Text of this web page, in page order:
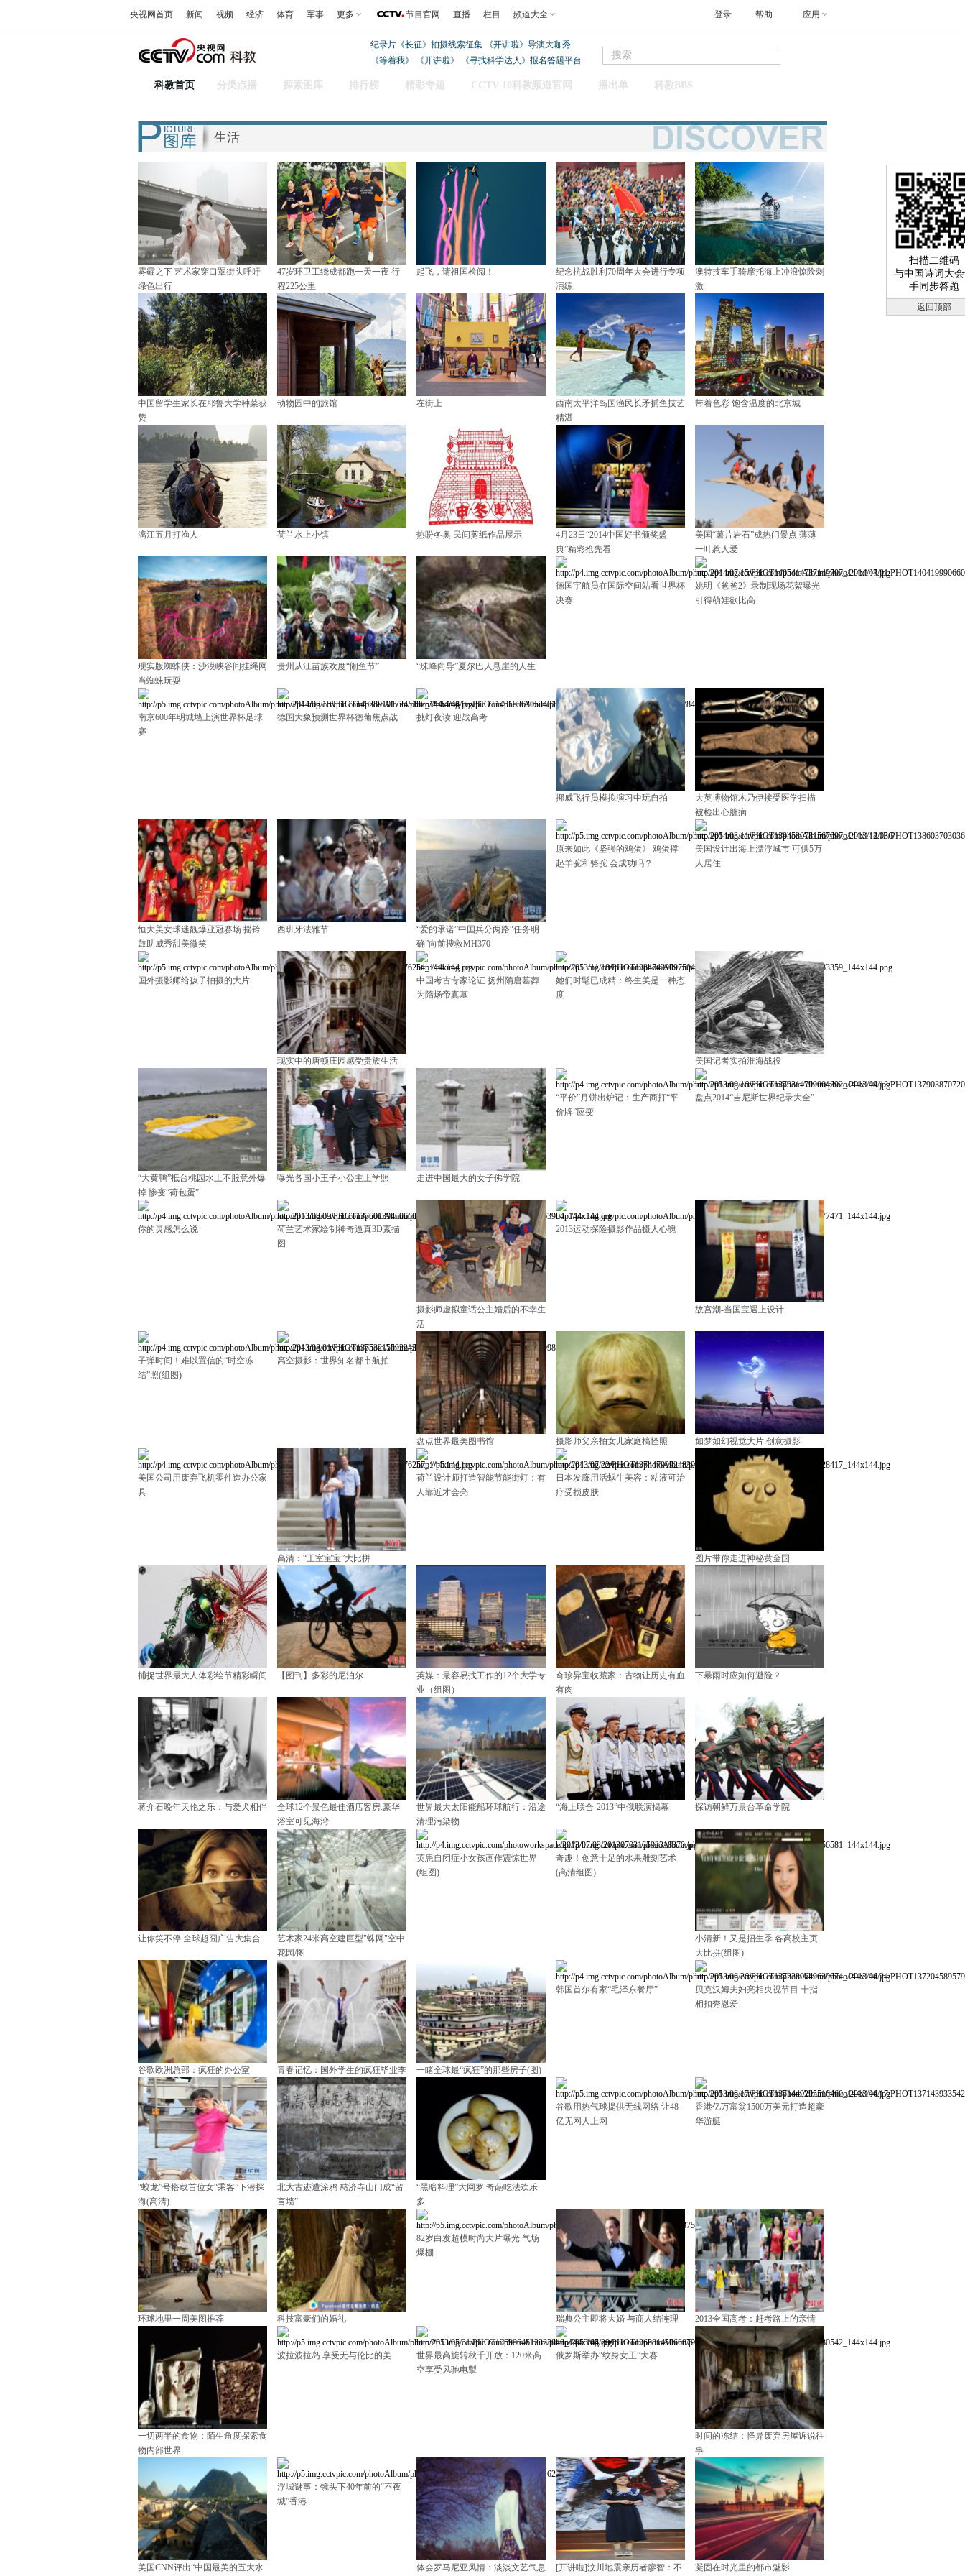
央视网首页 新闻 视频 经济 体育 军事 更多 节目官网 直播 栏目 频道大全 帮助 应用
登录
纪录片《长征》拍摄线索征集
《开讲啦》导演大咖秀
《等着我》
《开讲啦》 《寻找科学达人》报名答题平台
科教首页 分类点播 探索图库 排行榜 精彩专题 CCTV-10科教频道官网 播出单 科教BBS
扫描二维码
与中国诗词大
手同步答题
返回顶部
生活
雾霾之下 艺术家穿口罩街头呼吁
绿色出行
47岁环卫工绕成都跑一天一夜 行
程225公里
起飞，请祖国检阅！
纪念抗战胜利70周年大会进行专项
演练
澳特技车手骑摩托海上冲浪惊险刺
激
中国留学生家长在耶鲁大学种菜获
赞
动物园中的旅馆 在街上
西南太平洋岛国渔民长矛捕鱼技艺
精湛
带着色彩 饱含温度的北京城
漓江五月打渔人 荷兰水上小镇 热盼冬奥 民间剪纸作品展示
4月23日“2014中国好书颁奖盛
典”精彩抢先看
美国“薯片岩石”成热门景点 薄薄
一叶惹人爱
现实版蜘蛛侠：沙漠峡谷间挂绳网
当蜘蛛玩耍
贵州从江苗族欢度“闹鱼节” “珠峰向导”夏尔巴人悬崖的人生
德国宇航员在国际空间站看世界杯
决赛
姚明《爸爸2》录制现场花絮曝光
引得萌娃欲比高
南京600年明城墙上演世界杯足球
赛
德国大象预测世界杯徳葡焦点战 挑灯夜读 迎战高考
挪威飞行员模拟演习中玩自拍
大英博物馆木乃伊接受医学扫描
被检出心脏病
恒大美女球迷靓爆亚冠赛场 摇铃
鼓助威秀甜美微笑
西班牙法雅节
“爱的承诺”中国兵分两路“任务明
确”向前搜救MH370
原来如此《坚强的鸡蛋》 鸡蛋撑
起羊驼和骆驼 会成功吗？
美国设计出海上漂浮城市 可供5万
人居住
国外摄影师给孩子拍摄的大片
现实中的唐顿庄园感受贵族生活
中国考古专家论证 扬州隋唐墓葬
为隋炀帝真墓
她们时髦已成精：终生美是一种态
度
美国记者实拍淮海战役
“大黄鸭”抵台桃园水土不服意外爆
掉 惨变“荷包蛋”
曝光各国小王子小公主上学照 走进中国最大的女子佛学院
“平价”月饼出炉记：生产商打“平
价牌”应变
盘点2014“吉尼斯世界纪录大全”
你的灵感怎么说
荷兰艺术家绘制神奇逼真3D素描
图
摄影师虚拟童话公主婚后的不幸生
活
2013运动探险摄影作品摄人心魄
故宫潮-当国宝遇上设计
子弹时间！难以置信的“时空冻
结”照(组图)
高空摄影：世界知名都市航拍
盘点世界最美图书馆 摄影师父亲拍女儿家庭搞怪照 如梦如幻视觉大片:创意摄影
美国公司用废弃飞机零件造办公家
具
高清：“王室宝宝”大比拼
荷兰设计师打造智能节能街灯：有
人靠近才会亮
日本发廊用活蜗牛美容：粘液可治
疗受损皮肤
图片带你走进神秘黄金国
捕捉世界最大人体彩绘节精彩瞬间 【图刊】多彩的尼泊尔
英媒：最容易找工作的12个大学专
业（组图）
奇珍异宝收藏家：古物让历史有血
有肉
下暴雨时应如何避险？
蒋介石晚年天伦之乐：与爱犬相伴
全球12个景色最佳酒店客房:豪华
浴室可见海湾
世界最大太阳能船环球航行：沿途
清理污染物
“海上联合-2013”中俄联演揭幕 探访朝鲜万景台革命学院
让你笑不停 全球超囧广告大集合
艺术家24米高空建巨型"蛛网"空中
花园/图
英患自闭症小女孩画作震惊世界
(组图)
奇趣！创意十足的水果雕刻艺术
(高清组图)
小清新！又是招生季 各高校主页
大比拼(组图)
谷歌欧洲总部：疯狂的办公室 青春记忆：国外学生的疯狂毕业季 一睹全球最“疯狂”的那些房子(图)
韩国首尔有家“毛泽东餐厅”
贝克汉姆夫妇亮相央视节目 十指
相扣秀恩爱
“蛟龙”号搭载首位女“乘客”下潜探
海(高清)
北大古迹遭涂鸦 慈济寺山门成“留
言墙”
“黑暗料理”大网罗 奇葩吃法欢乐
多
谷歌用热气球提供无线网络 让48
亿无网人上网
香港亿万富翁1500万美元打造超豪
华游艇
环球地里一周美图推荐 科技富豪们的婚礼
82岁白发超模时尚大片曝光 气场
爆棚
瑞典公主即将大婚 与商人结连理 2013全国高考：赶考路上的亲情
一切两半的食物：陌生角度探索食
物内部世界
波拉波拉岛 享受无与伦比的美
世界最高旋转秋千开放：120米高
空享受风驰电掣
俄罗斯举办“纹身女王”大赛
时间的冻结：怪异废弃房屋诉说往
事
美国CNN评出“中国最美的五大水
浮城谜事：镜头下40年前的“不夜
城”香港
体会罗马尼亚风情：淡淡文艺气息 [开讲啦]汶川地震亲历者廖智：不 凝固在时光里的都市魅影